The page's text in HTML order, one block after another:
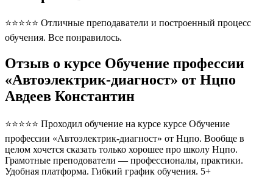
⭐⭐⭐⭐⭐ Отличные преподаватели и построенный процесс
обучения. Все понравилось.
Отзыв о курсе Обучение профессии
«Автоэлектрик-диагност» от Нцпо
Авдеев Константин
⭐⭐⭐⭐⭐ Проходил обучение на курсе курсе Обучение
профессии «Автоэлектрик-диагност» от Нцпо. Вообще в
целом хочется сказать только хорошее про школу Нцпо.
Грамотные преподователи — профессионалы, практики.
Удобная платформа. Гибкий график обучения. 5+